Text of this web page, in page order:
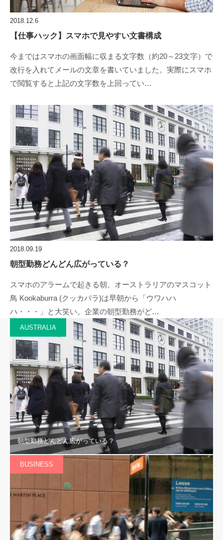
2018.12.6
【仕事ハック】スマホで見やすい文書構成
今まではスマホの画面幅に収まる文字数（約20～23文字）で
改行を入れてメールの文章を書いていました。実際にスマホ
で閲覧すると上記の文字数を上回ってい…
2018.09.19
朝型勤務どんどん広がっている？
スマホのアラームで起きる朝。オーストラリアのマスコット
鳥 Kookaburra (クッカバラ)は早朝から「ウワハハ
ハ・・・」と大笑い。企業の朝型勤務がど…
AUSTRALIA
朝型勤務どんどん広がっている？
BUSINESS